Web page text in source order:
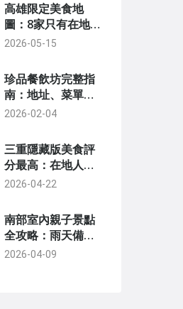
高雄限定美食地
圖：8家只有在地
人才知道的獨有餐
2026-05-15
珍品餐飲坊完整指
南：地址、菜單、
預約技巧與必點菜
2026-02-04
三重隱藏版美食評
分最高：在地人私
藏推薦
2026-04-22
南部室內親子景點
全攻略：雨天備
案、免費景點與私
2026-04-09